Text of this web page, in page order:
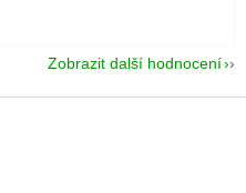
Zobrazit další hodnocení